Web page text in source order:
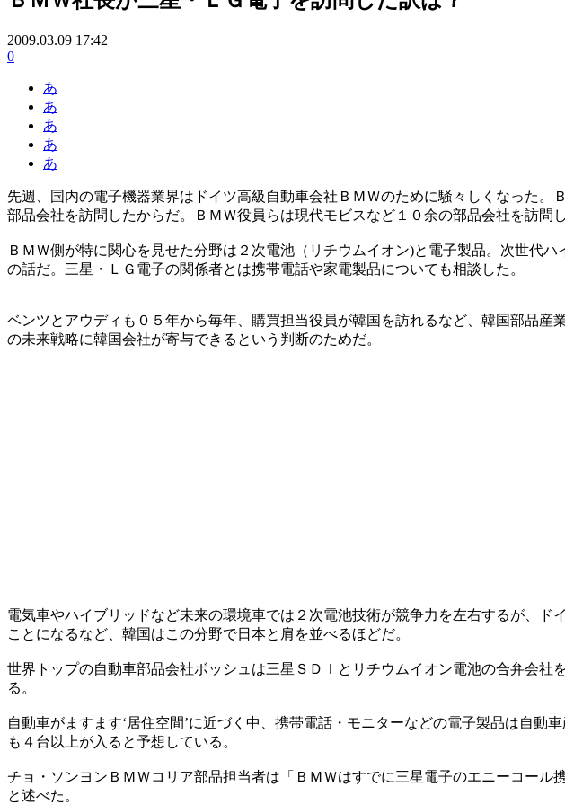
2009.03.09 17:42
0
あ
あ
あ
あ
あ
先週、国内の電子機器業界はドイツ高級自動車会社ＢＭＷのために騒々しくなった
部品会社を訪問したからだ。ＢＭＷ役員らは現代モビスなど１０余の部品会社を訪問
ＢＭＷ側が特に関心を見せた分野は２次電池（リチウムイオン)と電子製品。次世代
の話だ。三星・ＬＧ電子の関係者とは携帯電話や家電製品についても相談した。
ベンツとアウディも０５年から毎年、購買担当役員が韓国を訪れるなど、韓国部品
の未来戦略に韓国会社が寄与できるという判断のためだ。
電気車やハイブリッドなど未来の環境車では２次電池技術が競争力を左右するが、
ことになるなど、韓国はこの分野で日本と肩を並べるほどだ。
世界トップの自動車部品会社ボッシュは三星ＳＤＩとリチウムイオン電池の合弁会
る。
自動車がますます‘居住空間’に近づく中、携帯電話・モニターなどの電子製品は自
も４台以上が入ると予想している。
チョ・ソンヨンＢＭＷコリア部品担当者は「ＢＭＷはすでに三星電子のエニーコー
と述べた。